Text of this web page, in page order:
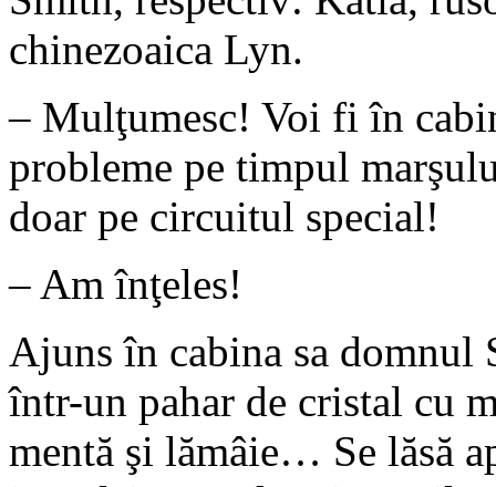
chinezoaica Lyn.
– Mulţumesc! Voi fi în
probleme pe timpul
doar pe circuitul special!
– Am înţeles!
Ajuns în cabina sa domnul
într-un pahar de cristal cu
mentă şi lămâie… Se lăsă